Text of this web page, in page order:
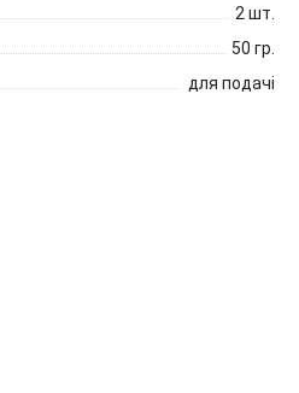
2 шт.
50 гр.
для подачі